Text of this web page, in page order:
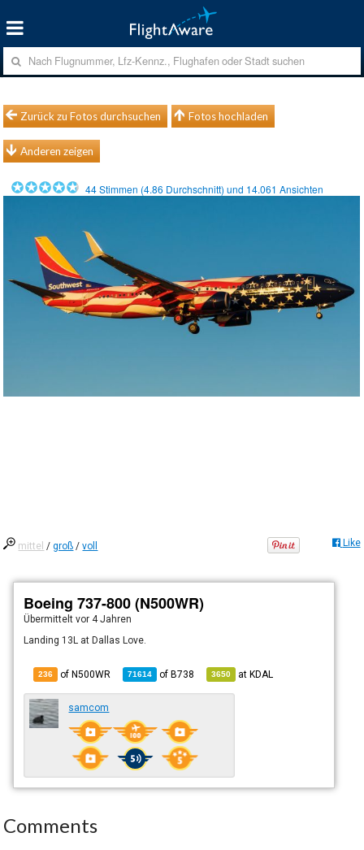
Zurück zu Fotos durchsuchen Fotos hochladen
Anderen zeigen
44Stimmen (4.86 Durchschnitt) und 14.061 Ansichten
mittel /groß /voll Like
Boeing 737-800 (N500WR)
Übermitteltvor 4 Jahren
Landing 13L at Dallas Love.
236 of N500WR 71614 ofB738 3650 atKDAL
samcom
Comments